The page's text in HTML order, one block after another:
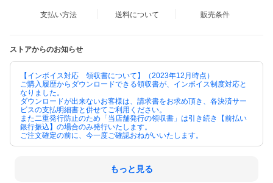
支払い方法 送料について 販売条件
ストアからのお知らせ
【インボイス対応 領収書について】（2023年12月時点）
ご購入履歴からダウンロードできる領収書が、インボイス制度対応と
なりました。
ダウンロードが出来ないお客様は、請求書をお求め頂き、各決済サー
ビスの支払明細書と併せてご利用ください。
また二重発行防止のため「当店舗発行の領収書」は引き続き【前払い
銀行振込】の場合のみ発行いたします。
ご注文確定の前に、今一度ご確認おねがいいたします。
もっと見る